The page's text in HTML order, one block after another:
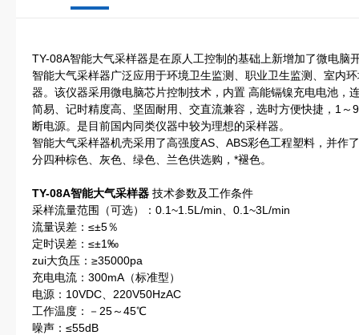
TY-08A智能大气采样器是在原人工控制的基础上新增加了微电脑
智能大气采样器广泛应用于环境卫生监测、职业卫生监测、室内
器。该仪器采用微电脑芯片控制技术，内置 高能镉镍充电电池，
简易、记时精度高、坚固耐用、交直流兼容，选时方便快捷，1
断电源。是目前国内同类仪器中较为理想的采样器。
智能大气采样器机壳采用了高强度AS、ABS彩色工程塑料，并作
分四种棕色、灰色、绿色、兰色供选购，*褪色。
TY-08A智能大气采样器 技术参数及工作条件
采样流量范围（可选）：0.1~1.5L/min、0.1~3L/min
流量误差：≤±5％
定时误差：≤±1‰
zui大负压：≥35000pa
充电电流：300mA（标准型）
电源：10VDC、220V50HzAC
工作温度：－25～45℃
噪声：≤55dB